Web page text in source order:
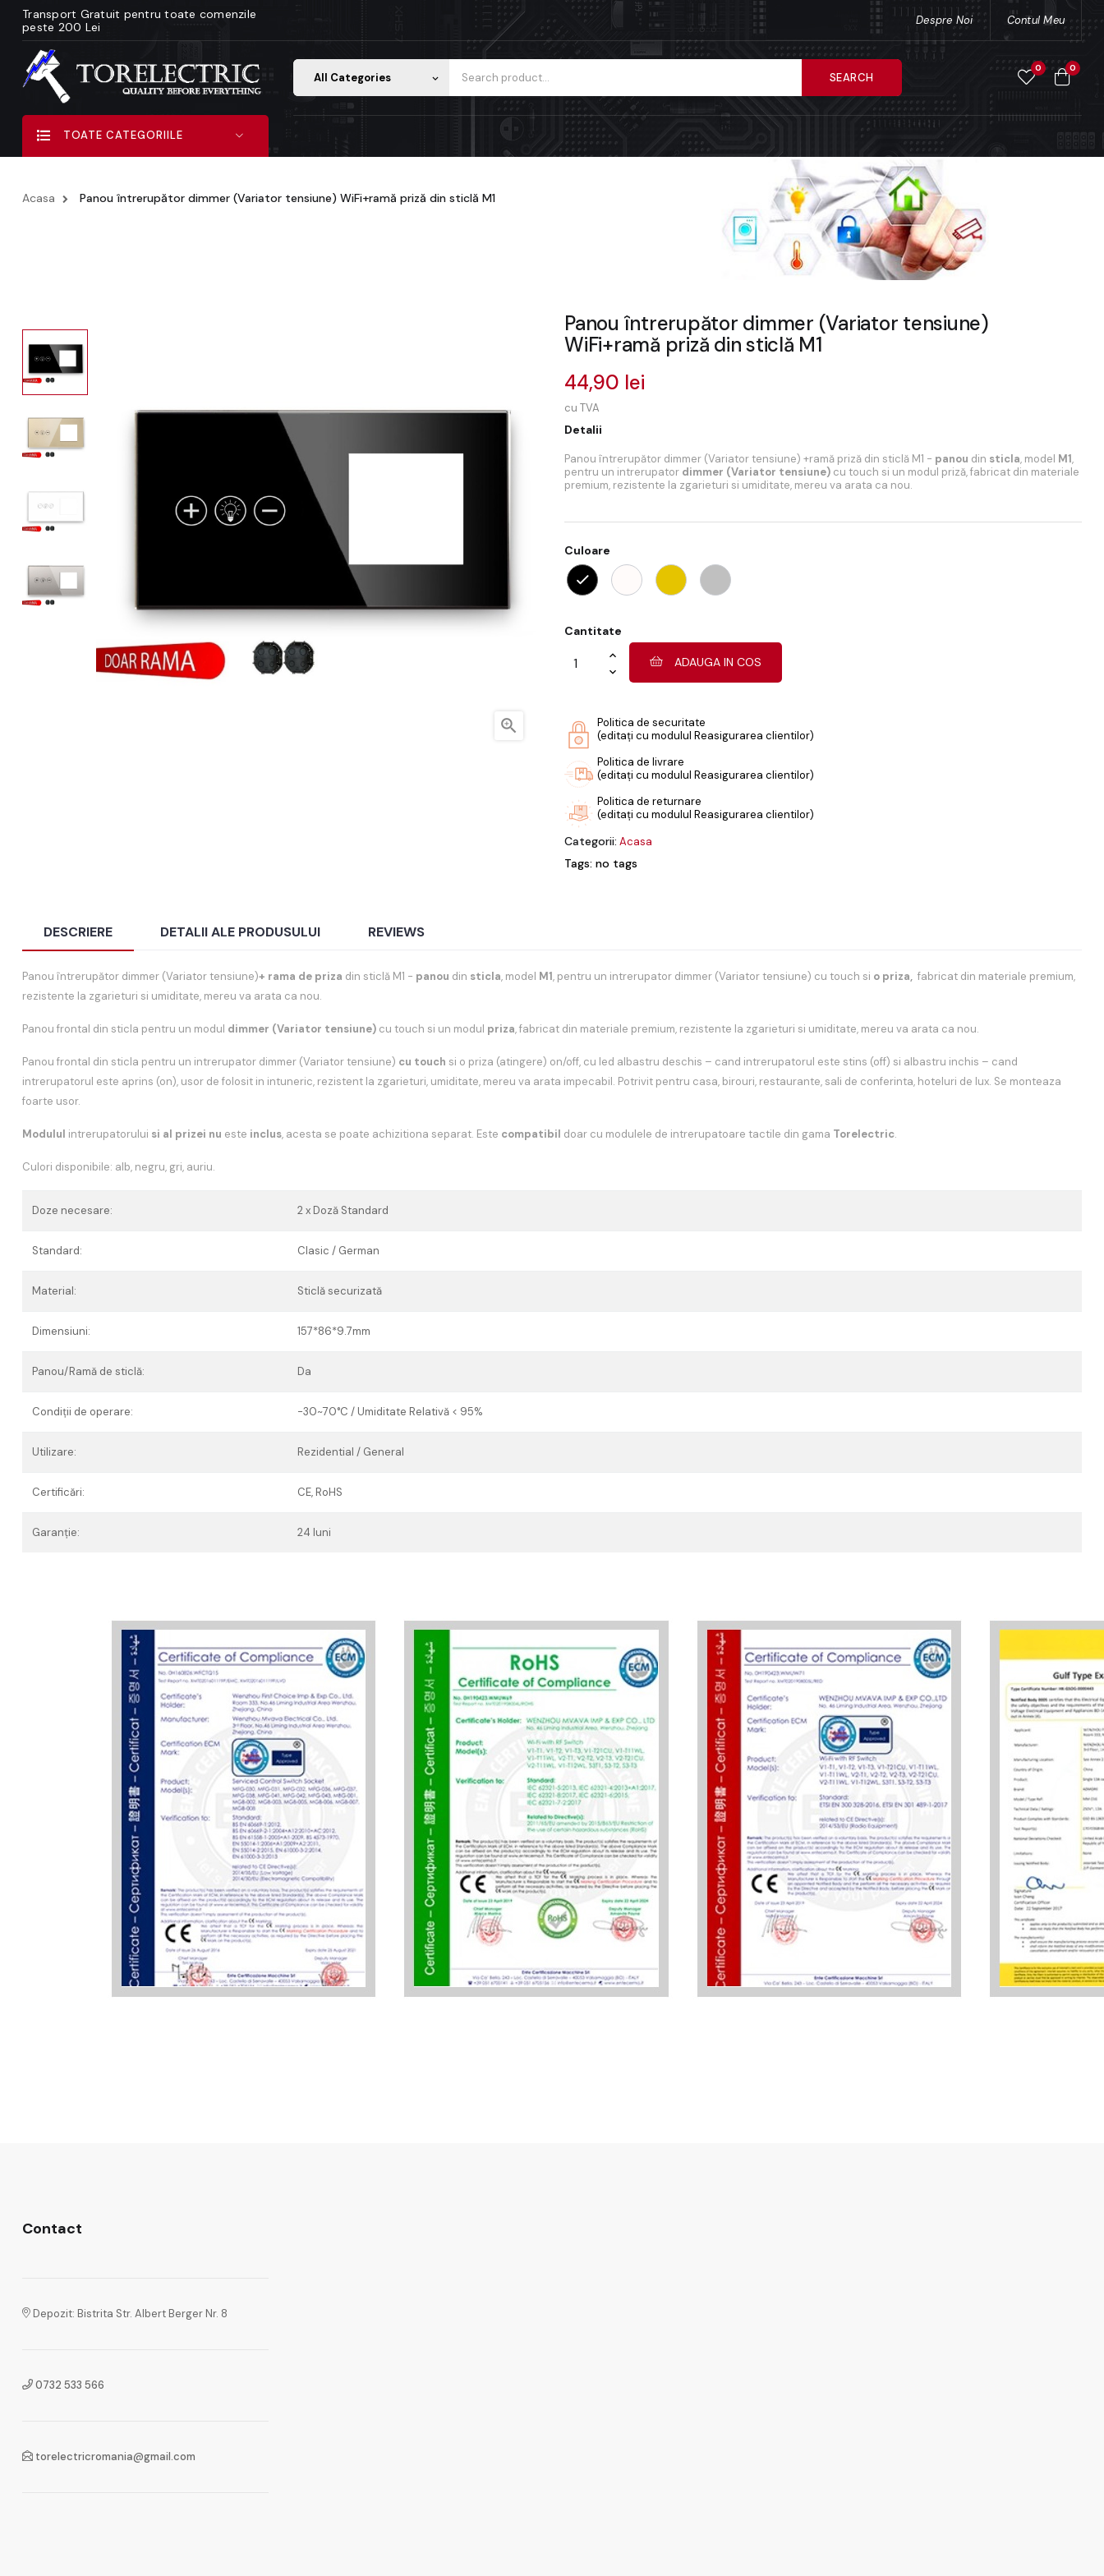
Transport Gratuit pentru toate comenzile
peste 200 Lei
Despre Noi Contul Meu
All Categories keyboard_arrow_down SEARCH
0 0
TOATE CATEGORIILE
Acasa Panou întrerupător dimmer (Variator tensiune) WiFi+ramă priză din sticlă M1

Panou întrerupător dimmer (Variator tensiune)
WiFi+ramă priză din sticlă M1
44,90 lei
cu TVA
Detalii
Panou întrerupător dimmer (Variator tensiune) +ramă priză din sticlă M1 - panou din sticla, model M1,
pentru un intrerupator dimmer (Variator tensiune) cu touch si un modul priză, fabricat din materiale
premium, rezistente la zgarieturi si umiditate, mereu va arata ca nou.
Culoare
Cantitate
ADAUGA IN COS
Politica de securitate
(editați cu modulul Reasigurarea clientilor)
Politica de livrare
(editați cu modulul Reasigurarea clientilor)
Politica de returnare
(editați cu modulul Reasigurarea clientilor)
Categorii: Acasa
Tags: no tags
DESCRIERE DETALII ALE PRODUSULUI REVIEWS
Panou întrerupător dimmer (Variator tensiune)+ rama de priza din sticlă M1 - panou din sticla, model M1, pentru un intrerupator dimmer (Variator tensiune) cu touch si o priza, fabricat din materiale premium,
rezistente la zgarieturi si umiditate, mereu va arata ca nou.
Panou frontal din sticla pentru un modul dimmer (Variator tensiune) cu touch si un modul priza, fabricat din materiale premium, rezistente la zgarieturi si umiditate, mereu va arata ca nou.
Panou frontal din sticla pentru un intrerupator dimmer (Variator tensiune) cu touch si o priza (atingere) on/off, cu led albastru deschis – cand intrerupatorul este stins (off) si albastru inchis – cand
intrerupatorul este aprins (on), usor de folosit in intuneric, rezistent la zgarieturi, umiditate, mereu va arata impecabil. Potrivit pentru casa, birouri, restaurante, sali de conferinta, hoteluri de lux. Se monteaza
foarte usor.
Modulul intrerupatorului si al prizei nu este inclus, acesta se poate achizitiona separat. Este compatibil doar cu modulele de intrerupatoare tactile din gama Torelectric.
Culori disponibile: alb, negru, gri, auriu.
Doze necesare: 2 x Doză Standard
Standard: Clasic / German
Material: Sticlă securizată
Dimensiuni: 157*86*9.7mm
Panou/Ramă de sticlă: Da
Condiții de operare: -30~70°C / Umiditate Relativă < 95%
Utilizare: Rezidential / General
Certificări: CE, RoHS
Garanție: 24 luni
Contact
Depozit: Bistrita Str. Albert Berger Nr. 8
0732 533 566
torelectricromania@gmail.com